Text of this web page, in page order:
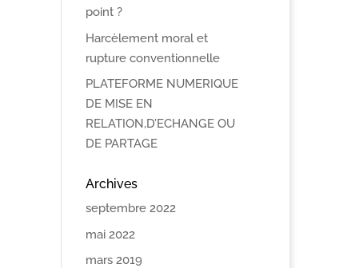
point ?
Harcèlement moral et
rupture conventionnelle
PLATEFORME NUMERIQUE
DE MISE EN
RELATION,D’ECHANGE OU
DE PARTAGE
Archives
septembre 2022
mai 2022
mars 2019